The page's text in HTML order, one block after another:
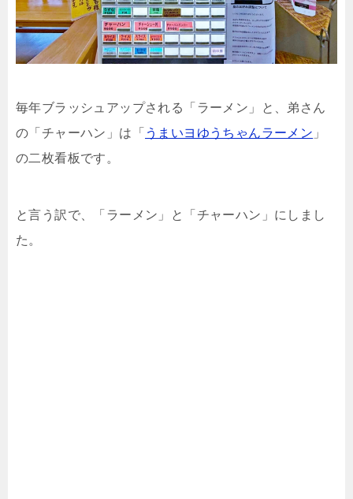
毎年ブラッシュアップされる「ラーメン」と、弟さん
の「チャーハン」は「 うまいヨゆうちゃんラーメン 」
の二枚看板です。
と言う訳で、「ラーメン」と「チャーハン」にしまし
た。